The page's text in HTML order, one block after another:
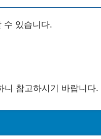
수 있습니다.
니 참고하시기 바랍니다.